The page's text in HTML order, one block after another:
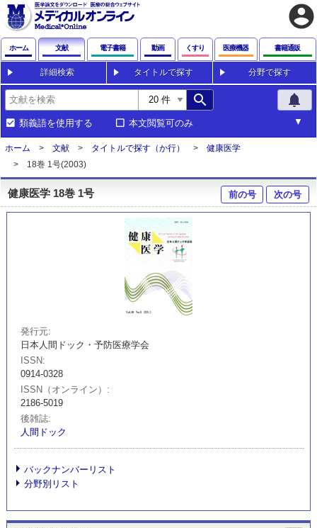
account_circle
ホーム 文献 電子書籍 動画 くすり 医療機器 書籍通販
詳細検索 タイトルで探す 分野で探す
search notifications
類義語を使用する 本文閲覧可のみ
ホーム 文献 タイトルで探す（か行）
健康医学
18巻 1号(2003)
健康医学 18巻 1号 前の号 次の号
発行元
日本人間ドック・予防医療学会
ISSN
0914-0328
ISSN（オンライン）
2186-5019
後雑誌
人間ドック
バックナンバーリスト
分野別リスト